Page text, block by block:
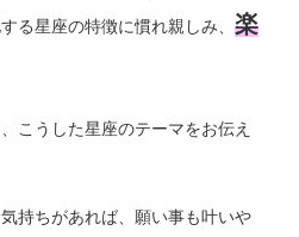
る星座の特徴に慣れ親しみ、 楽
こうした星座のテーマをお伝え
持ちがあれば、願い事も叶いや